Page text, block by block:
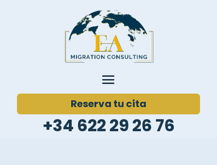
Reserva tu cita
+34 622 29 26 76